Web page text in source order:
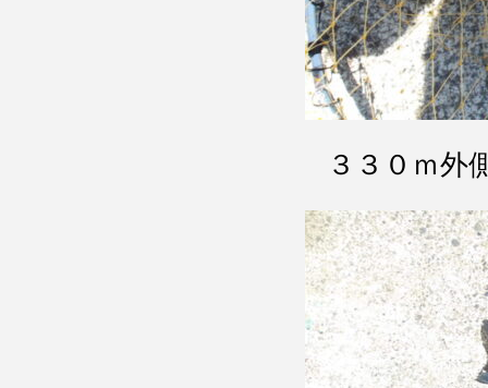
３３０ｍ